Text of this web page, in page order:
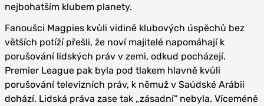
nejbohatším klubem planety.
Fanoušci Magpies kvůli vidině klubových úspěchů bez
větších potíží přešli, že noví majitelé napomáhají k
porušování lidských práv v zemi, odkud pocházejí.
Premier League pak byla pod tlakem hlavně kvůli
porušování televizních práv, k němuž v Saúdské Arábii
dohází. Lidská práva zase tak „zásadní“ nebyla. Víceméně